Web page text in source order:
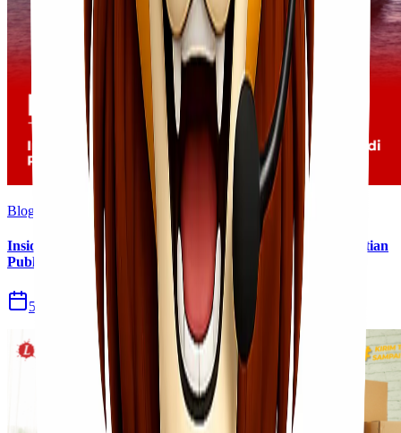
Blog
Insiden Kebakaran KM Mutiara Sentosa II Menjadi Perhatian
Publik
5 Agu 2026